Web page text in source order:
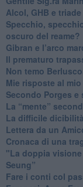
​Alcol, GHB e
​Specchio,
oscuro del reame?
​Gibran e l’arco
​Il prematuro
​Non temo
​Mie risposte al
​Secondo Porges e
​La “mente”
La difficile
​Lettera da un
​Cronaca di una
"​La doppia
Seung”
​Fare i conti col